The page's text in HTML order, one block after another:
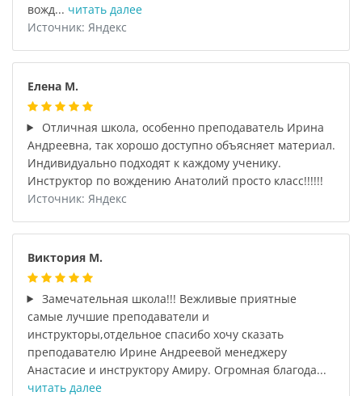
вожд... читать далее
Источник: Яндекс
Елена М.
Отличная школа, особенно преподаватель Ирина
Андреевна, так хорошо доступно объясняет материал.
Индивидуально подходят к каждому ученику.
Инструктор по вождению Анатолий просто класс!!!!!!
Источник: Яндекс
Виктория М.
Замечательная школа!!! Вежливые приятные
самые лучшие преподаватели и
инструкторы,отдельное спасибо хочу сказать
преподавателю Ирине Андреевой менеджеру
Анастасие и инструктору Амиру. Огромная благода...
читать далее